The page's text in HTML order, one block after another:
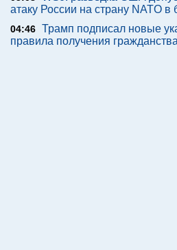
атаку России на страну NATO
04:46 Трамп подписал новые
правила получения